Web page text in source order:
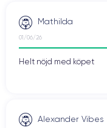
Mathilda
01/06/26
Helt nöjd med köpet
Alexander Vibes